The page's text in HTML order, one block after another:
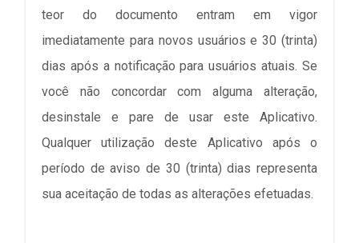
teor do documento entram em vigor
imediatamente para novos usuários e 30 (trinta)
dias após a notificação para usuários atuais. Se
você não concordar com alguma alteração,
desinstale e pare de usar este Aplicativo.
Qualquer utilização deste Aplicativo após o
período de aviso de 30 (trinta) dias representa
sua aceitação de todas as alterações efetuadas.